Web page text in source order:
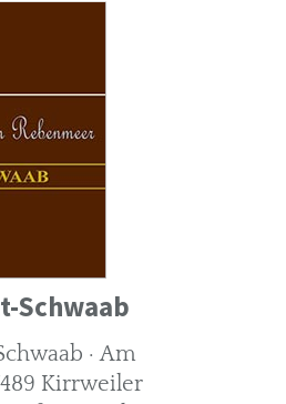
Schwaab
· Am
Kirrweiler